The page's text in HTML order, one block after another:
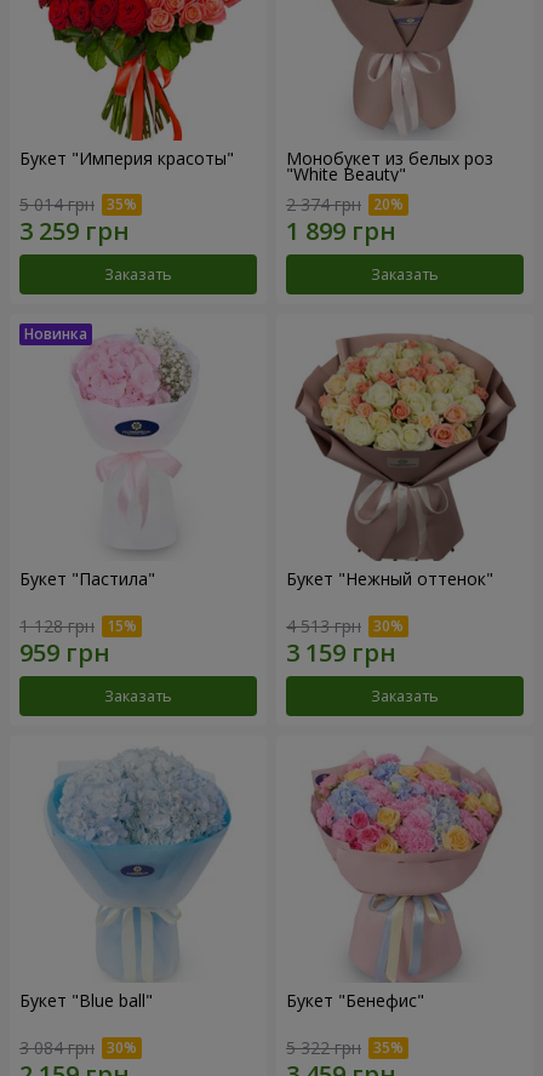
Букет "Империя красоты"
5 014 грн
Заказать
Монобукет из белых роз
"White Beauty"
2 374 грн
Заказать
Букет "Пастила"
1 128 грн
Заказать
Букет "Нежный оттенок"
4 513 грн
Заказать
Букет "Blue ball"
3 084 грн
Букет "Бенефис"
5 322 грн